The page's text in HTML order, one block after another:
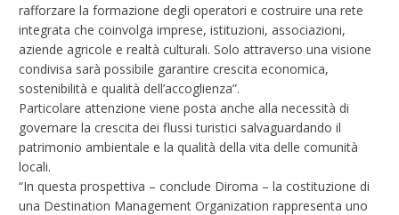
rafforzare la formazione degli operatori e costruire una rete
integrata che coinvolga imprese, istituzioni, associazioni,
aziende agricole e realtà culturali. Solo attraverso una visione
condivisa sarà possibile garantire crescita economica,
sostenibilità e qualità dell’accoglienza”.
Particolare attenzione viene posta anche alla necessità di
governare la crescita dei flussi turistici salvaguardando il
patrimonio ambientale e la qualità della vita delle comunità
locali.
“In questa prospettiva – conclude Diroma – la costituzione di
una Destination Management Organization rappresenta uno